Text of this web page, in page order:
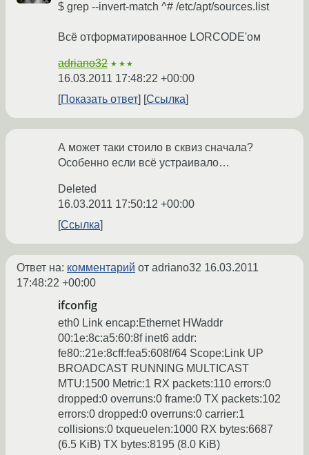
$ grep --invert-match ^# /etc/apt/sources.list
Всё отформатированное LORCODE'ом
adriano32 ★★★
16.03.2011 17:48:22 +00:00
Показать ответ
Ссылка
А может таки стоило в сквиз сначала?
Особенно если всё устраивало…
Deleted
16.03.2011 17:50:12 +00:00
Ссылка
Ответ на: комментарий от adriano32 16.03.2011
17:48:22 +00:00
ifconfig
eth0 Link encap:Ethernet HWaddr
00:1e:8c:a5:60:8f inet6 addr:
fe80::21e:8cff:fea5:608f/64 Scope:Link UP
BROADCAST RUNNING MULTICAST
MTU:1500 Metric:1 RX packets:110 errors:0
dropped:0 overruns:0 frame:0 TX packets:102
errors:0 dropped:0 overruns:0 carrier:1
collisions:0 txqueuelen:1000 RX bytes:6687
(6.5 KiB) TX bytes:8195 (8.0 KiB)